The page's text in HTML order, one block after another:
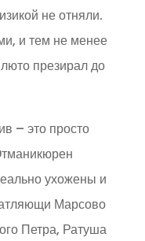
не отняли.
и тем не менее
презирал до
– это просто
ухожены и
Марсово
Петра, Ратуша